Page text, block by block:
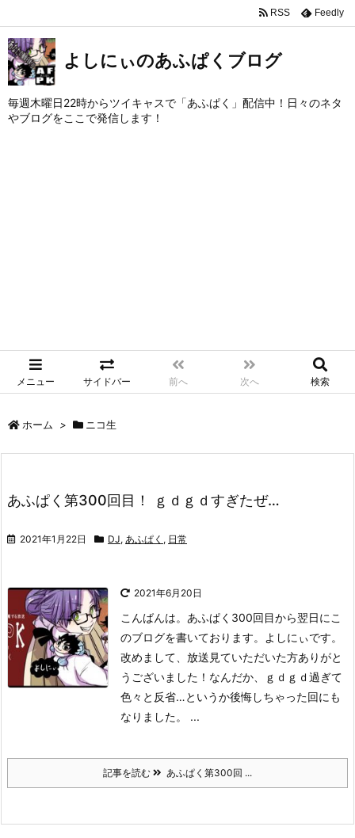
よしにぃのあふぱくブログ
毎週木曜日22時からツイキャスで「あふぱく」配信中！日々のネタ
やブログをここで発信します！
メニュー サイドバー 前へ 次へ 検索
RSS Feedly
ホーム > ニコ生
あふぱく第300回目！ ｇｄｇｄすぎたぜ…
2021年1月22日 DJ, あふぱく , 日常
2021年6月20日
こんばんは。あふぱく300回目から翌日にこ
のブログを書いております。よしにぃです。
改めまして、放送見ていただいた方ありがと
うございました！なんだか、ｇｄｇｄ過ぎて
色々と反省…というか後悔しちゃった回にも
なりました。 ...
記事を読む あふぱく第300回 ...